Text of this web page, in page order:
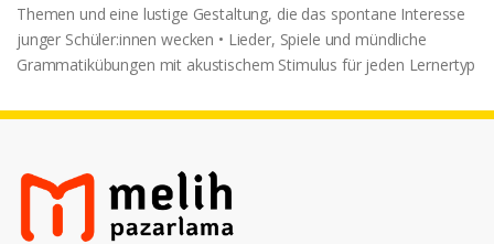
Themen und eine lustige Gestaltung, die das spontane Interesse
junger Schüler:innen wecken • Lieder, Spiele und mündliche
Grammatikübungen mit akustischem Stimulus für jeden Lernertyp